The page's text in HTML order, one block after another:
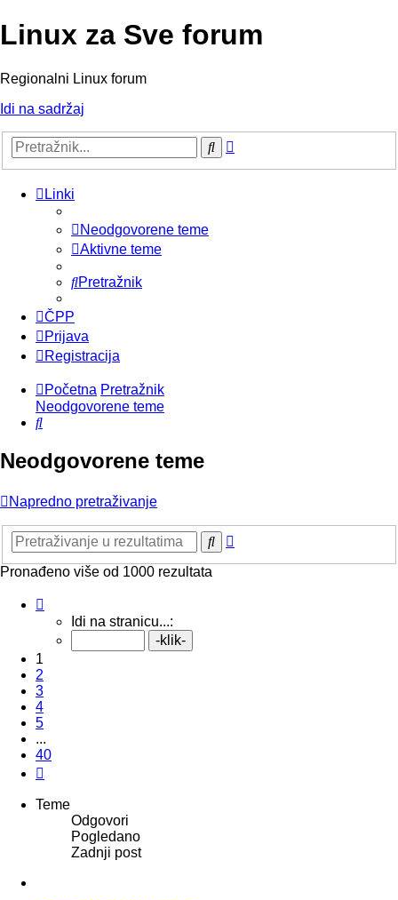
Linux za Sve forum
Regionalni Linux forum
Idi na sadržaj
Pretražnik
Linki
Neodgovorene teme
Aktivne teme
Pretražnik
ČPP
Prijava
Registracija
Početna Pretražnik
Neodgovorene teme
Pretražnik
Neodgovorene teme
Napredno pretraživanje
Pretražnik
Pronađeno više od 1000 rezultata
40 .Idi na stranicu...:
1
2
3
4
5
...
40
Teme
Odgovori
Pogledano
Zadnji post